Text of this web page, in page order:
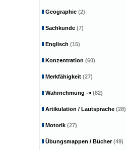
Geographie (2)
Sachkunde (7)
Englisch (15)
Konzentration (60)
Merkfähigkeit (27)
Wahrnehmung -» (82)
Artikulation / Lautsprache (28)
Motorik (27)
Übungsmappen / Bücher(49)